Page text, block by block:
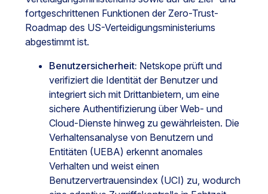
fortgeschrittenen Funktionen der Zero-Trust-
Roadmap des US-Verteidigungsministeriums
abgestimmt ist.
Benutzersicherheit: Netskope prüft und
verifiziert die Identität der Benutzer und
integriert sich mit Drittanbietern, um eine
sichere Authentifizierung über Web- und
Cloud-Dienste hinweg zu gewährleisten. Die
Verhaltensanalyse von Benutzern und
Entitäten (UEBA) erkennt anomales
Verhalten und weist einen
Benutzervertrauensindex (UCI) zu, wodurch